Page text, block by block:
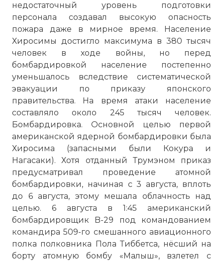
недостаточный уровень подготовки
персонала создавал высокую опасность
пожара даже в мирное время. Население
Хиросимы достигло максимума в 380 тысяч
человек в ходе войны, но перед
бомбардировкой население постепенно
уменьшалось вследствие систематической
эвакуации по приказу японского
правительства. На время атаки население
составляло около 245 тысяч человек.
Бомбардировка. Основной целью первой
американской ядерной бомбардировки была
Хиросима (запасными были Кокура и
Нагасаки). Хотя отданный Трумэном приказ
предусматривал проведение атомной
бомбардировки, начиная с 3 августа, вплоть
до 6 августа, этому мешала облачность над
целью. 6 августа в 1:45 американский
бомбардировщик B-29 под командованием
командира 509-го смешанного авиационного
полка полковника Пола Тиббетса, нёсший на
борту атомную бомбу «Малыш», взлетел с